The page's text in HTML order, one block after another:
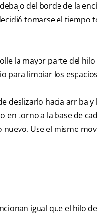
del borde de la
tomarse el tiempo
la mayor parte del
para limpiar los
deslizarlo hacia arriba y
en torno a la base de
Use el mismo
igual que el hilo